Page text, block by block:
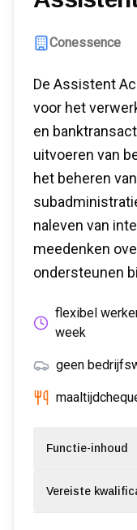
Conessence
De Assistent
voor het
en
uitvoeren van
het beheren
naleven van
meedenken
ondersteunen
flexibel
week
geen
Functie-inhoud
Vereiste